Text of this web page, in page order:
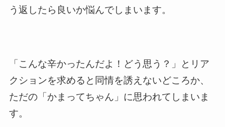
う返したら良いか悩んでしまいます。
「こんな辛かったんだよ！どう思う？」とリア
クションを求めると同情を誘えないどころか、
ただの「かまってちゃん」に思われてしまいま
す。